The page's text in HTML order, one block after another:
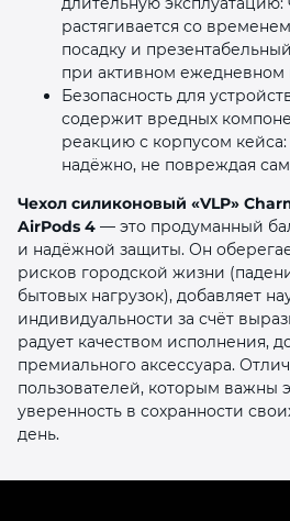
растягивается со
посадку и
при активном ежедневном
Безопасность для
содержит вредных
реакцию с корпусом кейса:
надёжно, не повреждая
Чехол силиконовый «VLP»
AirPods 4 — это продуманный
и надёжной защиты. Он
рисков городской жизни
бытовых нагрузок), добавляет
индивидуальности за счёт
радует качеством исполнения,
премиального аксессуара.
пользователей, которым важны
уверенность в сохранности
день.